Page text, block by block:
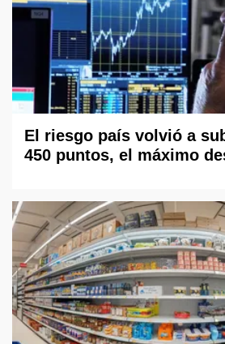
El riesgo país volvió a
450 puntos, el máximo